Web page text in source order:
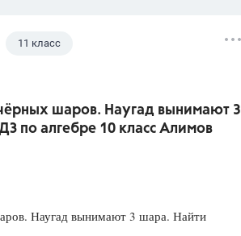
Домашнее задание
Разумовская М.М., Габриелян О.С.,
11 класс
шаров. Наугад вынимают 3
по алгебре 10 класс Алимов
Наугад вынимают 3 шара. Найти